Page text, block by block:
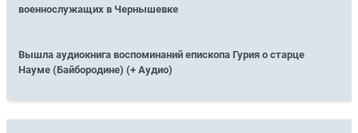
военнослужащих в Чернышевке
Вышла аудиокнига воспоминаний епископа Гурия о старце
Науме (Байбородине) (+ Аудио)